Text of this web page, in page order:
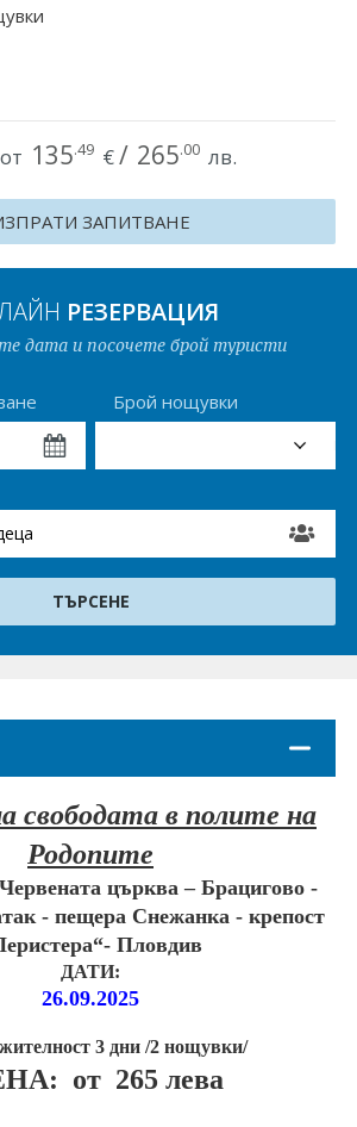
135.49 €/ 265.00 лв.
ЗАПИТВАНЕ
РЕЗЕРВАЦИЯ
дата и посочете брой туристи
Брой нощувки
свободата в полите на
Родопите
църква – Брацигово -
- пещера Снежанка - крепост
Пловдив
ДАТИ:
26.09.2025
3 дни /2 нощувки/
от 265 лева